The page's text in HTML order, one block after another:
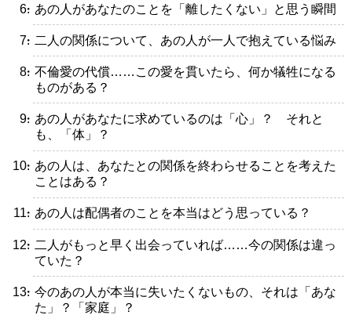
・あの人があなたのことを「離したくない」と思う瞬間
・二人の関係について、あの人が一人で抱えている悩み
・不倫愛の代償……この愛を貫いたら、何か犠牲になる
ものがある？
・あの人があなたに求めているのは「心」？ それと
も、「体」？
・あの人は、あなたとの関係を終わらせることを考えた
ことはある？
・あの人は配偶者のことを本当はどう思っている？
・二人がもっと早く出会っていれば……今の関係は違っ
ていた？
・今のあの人が本当に失いたくないもの、それは「あな
た」？「家庭」？